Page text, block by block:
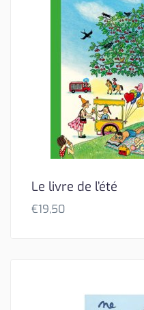
Le livre de l’été
€19,50